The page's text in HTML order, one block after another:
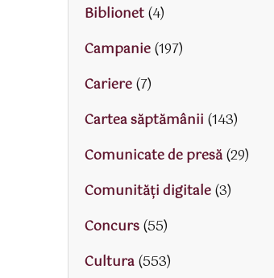
Biblionet(4)
Campanie(197)
Cariere(7)
Cartea săptămânii (143)
Comunicate de presă(29)
Comunități digitale(3)
Concurs(55)
Cultura(553)